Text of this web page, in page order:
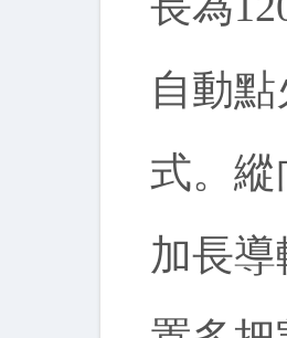
自動
式。
加長